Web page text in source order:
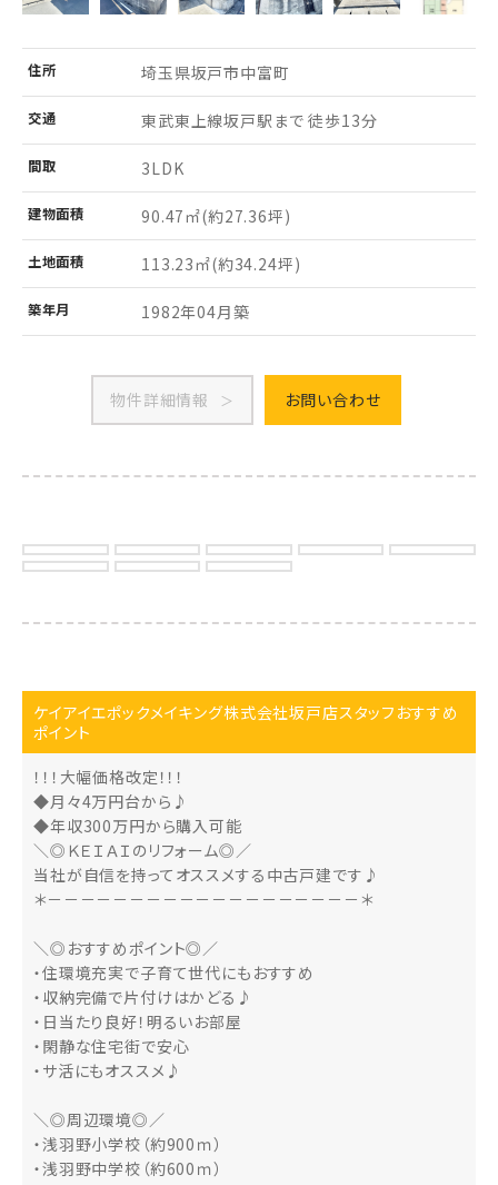
住所 埼玉県坂戸市中富町
交通 東武東上線坂戸駅まで 徒歩13分
間取 3LDK
建物面積 90.47㎡(約27.36坪)
土地面積 113.23㎡(約34.24坪)
築年月 1982年04月築
物件詳細情報 お問い合わせ
ケイアイエポックメイキング株式会社坂戸店スタッフおすすめ
ポイント
！！！大幅価格改定！！！
◆月々4万円台から♪
◆年収300万円から購入可能
＼◎ＫＥＩＡＩのリフォーム◎／
当社が自信を持ってオススメする中古戸建です♪
＊－－－－－－－－－－－－－－－－－－－＊
＼◎おすすめポイント◎／
・住環境充実で子育て世代にもおすすめ
・収納完備で片付けはかどる♪
・日当たり良好！明るいお部屋
・閑静な住宅街で安心
・サ活にもオススメ♪
＼◎周辺環境◎／
・浅羽野小学校（約900ｍ）
・浅羽野中学校（約600ｍ）